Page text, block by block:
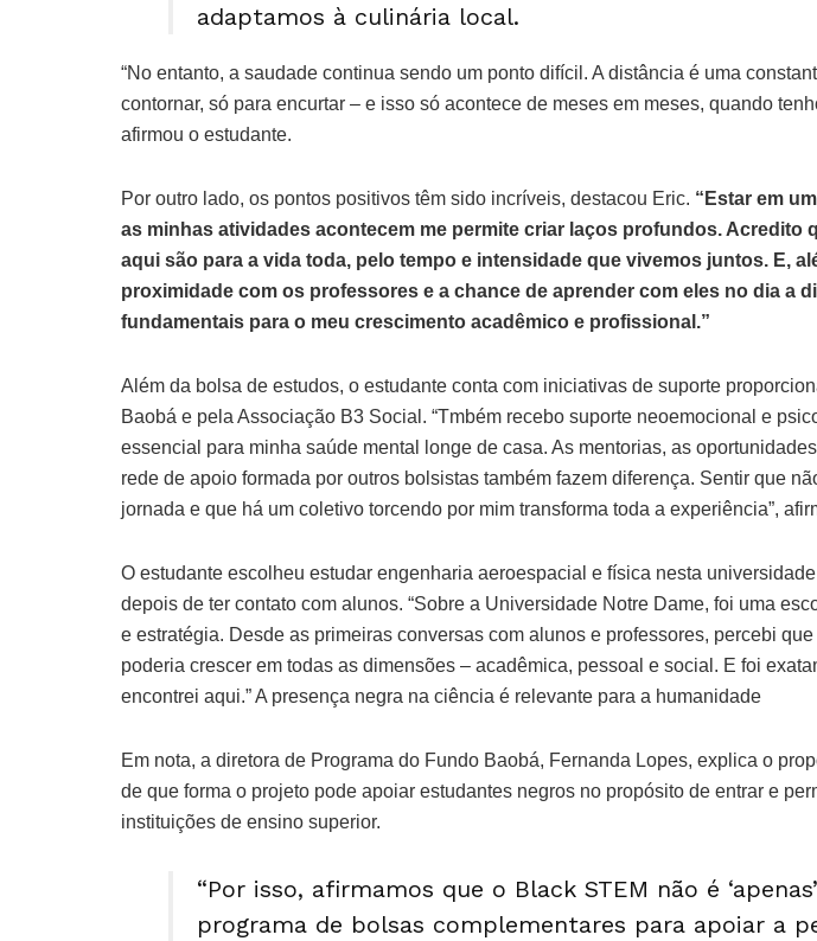
adaptamos à culinária local.
“No entanto, a saudade continua sendo um ponto difícil. A distância é uma
contornar, só para encurtar – e isso só acontece de meses em meses, quando
afirmou o estudante.
Por outro lado, os pontos positivos têm sido incríveis, destacou Eric. “Estar em um
as minhas atividades acontecem me permite criar laços profundos. Acredito
aqui são para a vida toda, pelo tempo e intensidade que vivemos juntos. E,
proximidade com os professores e a chance de aprender com eles no dia a
fundamentais para o meu crescimento acadêmico e profissional.”
Além da bolsa de estudos, o estudante conta com iniciativas de suporte
Baobá e pela Associação B3 Social. “Tmbém recebo suporte neoemocional e
essencial para minha saúde mental longe de casa. As mentorias, as
rede de apoio formada por outros bolsistas também fazem diferença. Sentir que
jornada e que há um coletivo torcendo por mim transforma toda a experiência”,
O estudante escolheu estudar engenharia aeroespacial e física nesta
depois de ter contato com alunos. “Sobre a Universidade Notre Dame, foi uma
e estratégia. Desde as primeiras conversas com alunos e professores, percebi
poderia crescer em todas as dimensões – acadêmica, pessoal e social. E foi
encontrei aqui.” A presença negra na ciência é relevante para a humanidade
Em nota, a diretora de Programa do Fundo Baobá, Fernanda Lopes, explica o
de que forma o projeto pode apoiar estudantes negros no propósito de entrar e
instituições de ensino superior.
“Por isso, afirmamos que o Black STEM não é
programa de bolsas complementares para apoiar a